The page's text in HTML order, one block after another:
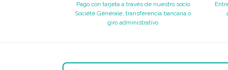
Pago con tarjeta a través de nuestro socio
Société Générale, transferencia bancaria o
giro administrativo